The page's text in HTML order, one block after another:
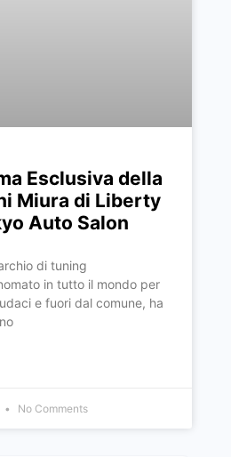
Esclusiva della
Miura di Liberty
Auto Salon
di tuning
in tutto il mondo per
e fuori dal comune, ha
No Comments